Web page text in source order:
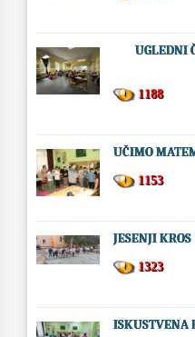
UGLEDNI
1188
UČIMO
1153
JESENJI KROS
1323
ISKUSTVENA